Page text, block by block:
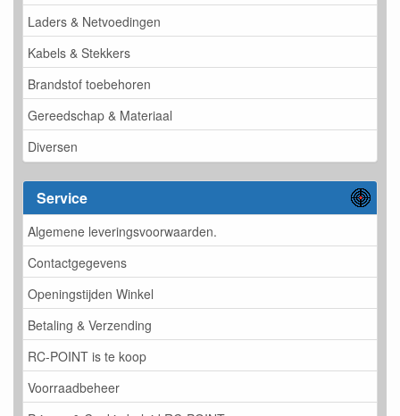
Laders & Netvoedingen
Kabels & Stekkers
Brandstof toebehoren
Gereedschap & Materiaal
Diversen
Service
Algemene leveringsvoorwaarden.
Contactgegevens
Openingstijden Winkel
Betaling & Verzending
RC-POINT is te koop
Voorraadbeheer